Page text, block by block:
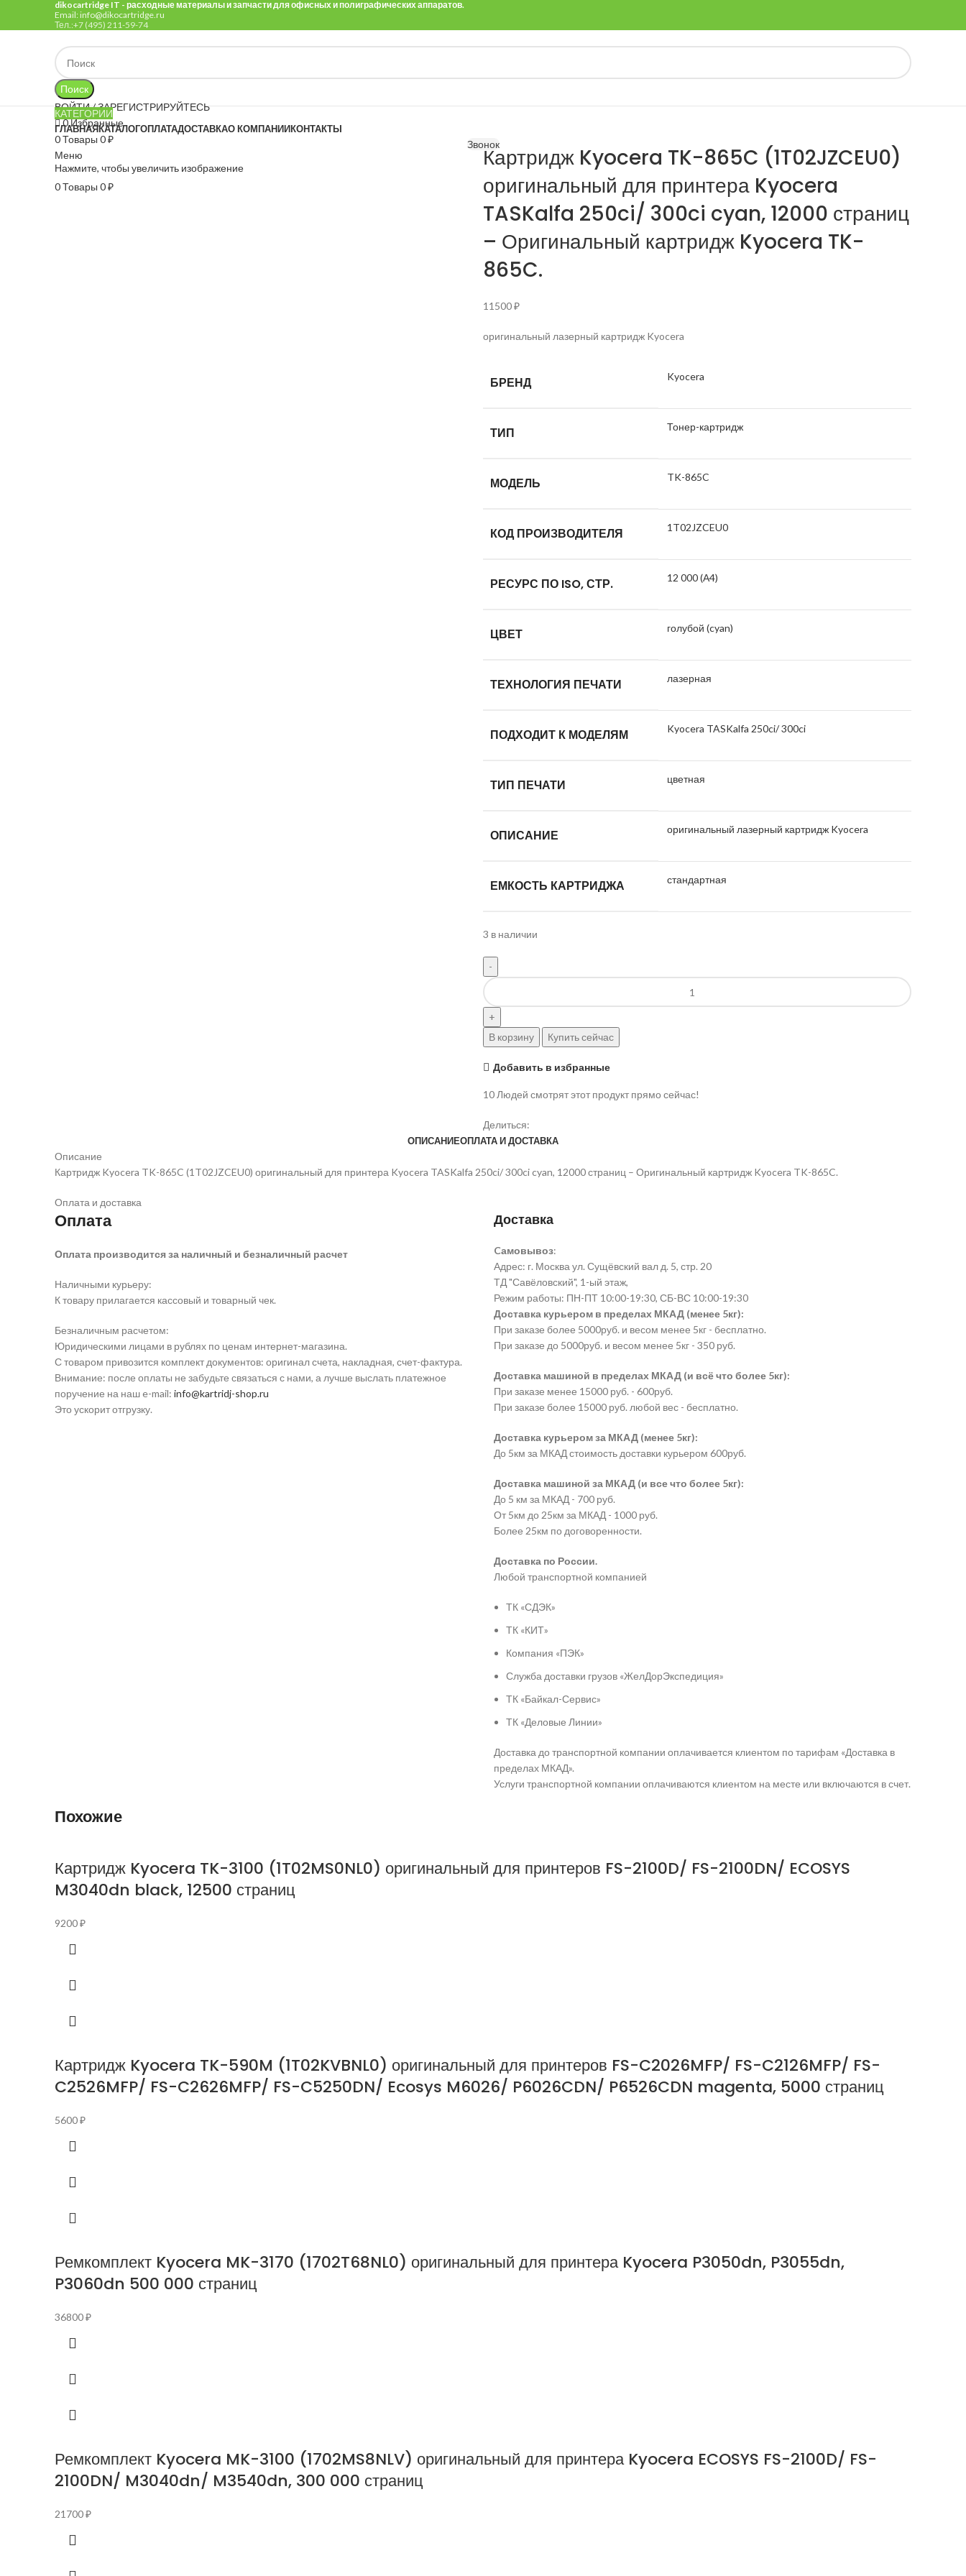
dikocartridge IT - расходные материалы и запчасти для офисных и полиграфических аппаратов.
Email: info@dikocartridge.ru
Тел.:+7 (495) 211-59-74
Поиск
ВОЙТИ / ЗАРЕГИСТРИРУЙТЕСЬ
0Избранные
0Товары 0₽
Меню
0Товары 0₽
КАТЕГОРИИ
ГЛАВНАЯКАТАЛОГОПЛАТАДОСТАВКАО КОМПАНИИКОНТАКТЫ
Звонок
Нажмите, чтобы увеличить изображение
Картридж Kyocera TK-865C (1T02JZCEU0)
оригинальный для принтера Kyocera
TASKalfa 250ci/ 300ci cyan, 12000 страниц
– Оригинальный картридж Kyocera TK-
865C.
11500₽
оригинальный лазерный картридж Kyocera
БРЕНД Kyocera
ТИП Тонер-картридж
МОДЕЛЬ TK-865C
КОД ПРОИЗВОДИТЕЛЯ 1T02JZCEU0
РЕСУРС ПО ISO, СТР. 12 000 (А4)
ЦВЕТ голубой (cyan)
ТЕХНОЛОГИЯ ПЕЧАТИ лазерная
ПОДХОДИТ К МОДЕЛЯМ Kyocera TASKalfa 250ci/ 300ci
ТИП ПЕЧАТИ цветная
ОПИСАНИЕ оригинальный лазерный картридж Kyocera
ЕМКОСТЬ КАРТРИДЖА стандартная
3 в наличии
Количество
товара
Картридж
Kyocera
TK-
865C
оригинальный
принтера
Kyocera
250ci/
12000
Оригинальный
картридж
Kyocera
TK-
865C.
В корзину Купить сейчас
Добавить в избранные
10 Людей смотрят этот продукт прямо сейчас!
Делиться:
ОПИСАНИЕОПЛАТА И ДОСТАВКА
Описание
Картридж Kyocera TK-865C (1T02JZCEU0) оригинальный для принтера Kyocera TASKalfa 250ci/ 300ci cyan, 12000 страниц – Оригинальный картридж Kyocera TK-865C.
Оплата и доставка
Оплата
Оплата производится за наличный и безналичный расчет
Наличными курьеру:
К товару прилагается кассовый и товарный чек.
Безналичным расчетом:
Юридическими лицами в рублях по ценам интернет-магазина.
С товаром привозится комплект документов: оригинал счета, накладная, счет-фактура.
Внимание: после оплаты не забудьте связаться с нами, а лучше выслать платежное
поручение на наш e-mail: info@kartridj-shop.ru
Это ускорит отгрузку.
Доставка
Cамовывоз:
Адрес: г. Москва ул. Сущёвский вал д. 5, стр. 20
ТД "Савёловский", 1-ый этаж,
Режим работы: ПН-ПТ 10:00-19:30, СБ-ВС 10:00-19:30
Доставка курьером в пределах МКАД (менее 5кг):
При заказе более 5000руб. и весом менее 5кг - бесплатно.
При заказе до 5000руб. и весом менее 5кг - 350 руб.
Доставка машиной в пределах МКАД (и всё что более 5кг):
При заказе менее 15000 руб. - 600руб.
При заказе более 15000 руб. любой вес - бесплатно.
Доставка курьером за МКАД (менее 5кг):
До 5км за МКАД стоимость доставки курьером 600руб.
Доставка машиной за МКАД (и все что более 5кг):
До 5 км за МКАД - 700 руб.
От 5км до 25км за МКАД - 1000 руб.
Более 25км по договоренности.
Доставка по России.
Любой транспортной компанией
ТК «СДЭК»
ТК «КИТ»
Компания «ПЭК»
Служба доставки грузов «ЖелДорЭкспедиция»
ТК «Байкал-Сервис»
ТК «Деловые Линии»
Доставка до транспортной компании оплачивается клиентом по тарифам «Доставка в
пределах МКАД».
Услуги транспортной компании оплачиваются клиентом на месте или включаются в счет.
Похожие
Картридж Kyocera TK-3100 (1T02MS0NL0) оригинальный для принтеров FS-2100D/ FS-2100DN/ ECOSYS
M3040dn black, 12500 страниц
9200₽
Картридж Kyocera TK-590M (1T02KVBNL0) оригинальный для принтеров FS-C2026MFP/ FS-C2126MFP/ FS-
C2526MFP/ FS-C2626MFP/ FS-C5250DN/ Ecosys M6026/ P6026CDN/ P6526CDN magenta, 5000 страниц
5600₽
Ремкомплект Kyocera MK-3170 (1702T68NL0) оригинальный для принтера Kyocera P3050dn, P3055dn,
P3060dn 500 000 страниц
36800₽
Ремкомплект Kyocera MK-3100 (1702MS8NLV) оригинальный для принтера Kyocera ECOSYS FS-2100D/ FS-
2100DN/ M3040dn/ M3540dn, 300 000 страниц
21700₽